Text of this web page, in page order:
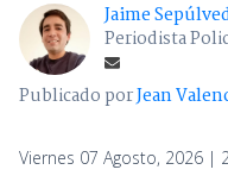
Jaime
Periodista
Publicado porJean
Viernes 07 Agosto, 2026 |